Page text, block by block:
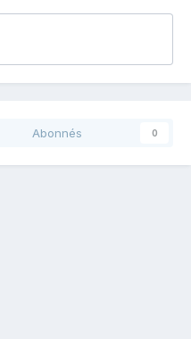
Abonnés 0